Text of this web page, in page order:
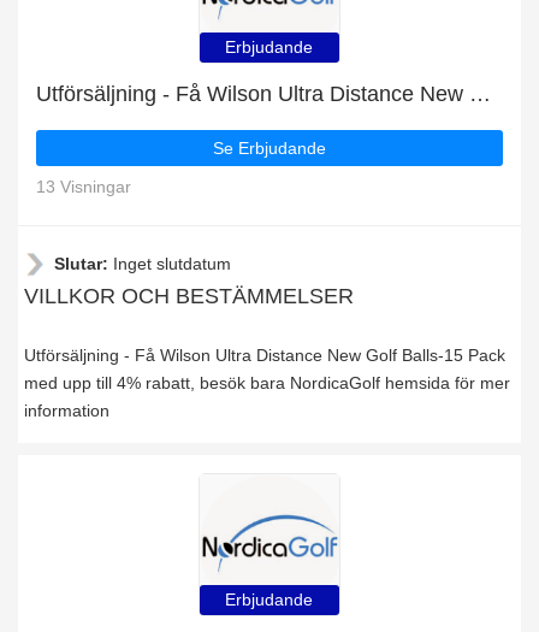
Erbjudande
Utförsäljning - Få Wilson Ultra Distance New Golf Balls-15 Pack med upp till 4% rabatt
Se Erbjudande
13 Visningar
Slutar: Inget slutdatum
VILLKOR OCH BESTÄMMELSER
Utförsäljning - Få Wilson Ultra Distance New Golf Balls-15 Pack
med upp till 4% rabatt, besök bara NordicaGolf hemsida för mer
information
Erbjudande